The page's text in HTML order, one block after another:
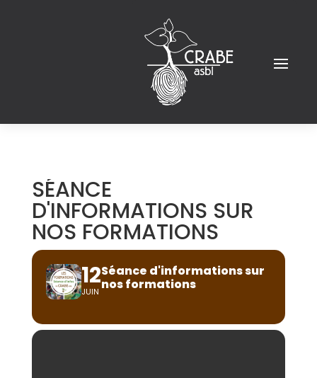
SÉANCE
D'INFORMATIONS SUR
NOS FORMATIONS
12
JUIN
Séance d'informations sur
nos formations